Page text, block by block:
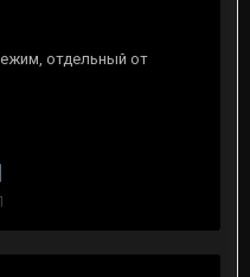
отдельный от